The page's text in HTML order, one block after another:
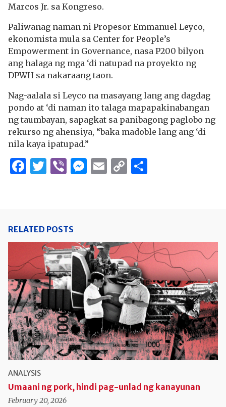
Marcos Jr. sa Kongreso.
Paliwanag naman ni Propesor Emmanuel Leyco,
ekonomista mula sa Center for People’s
Empowerment in Governance, nasa P200 bilyon
ang halaga ng mga ‘di natupad na proyekto ng
DPWH sa nakaraang taon.
Nag-aalala si Leyco na masayang lang ang dagdag
pondo at ‘di naman ito talaga mapapakinabangan
ng taumbayan, sapagkat sa panibagong paglobo ng
rekurso ng ahensiya, “baka madoble lang ang ‘di
nila kaya ipatupad.”
Facebook
Twitter
ViberMessenger
Email
Copy
RELATED POSTS
ANALYSIS
Umaani ng pork, hindi pag-unlad ng kanayunan
February 20, 2026